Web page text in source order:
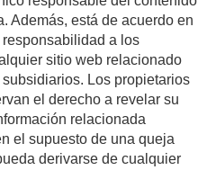
Además, está de acuerdo en
a los
sitio web relacionado
Los propietarios
el derecho a revelar su
relacionada
el supuesto de una queja
derivarse de cualquier